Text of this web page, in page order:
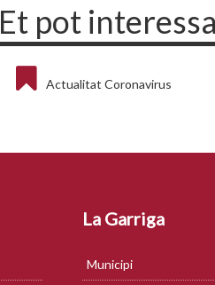
Et pot
Actualitat Coronavirus
La Garriga
Municipi